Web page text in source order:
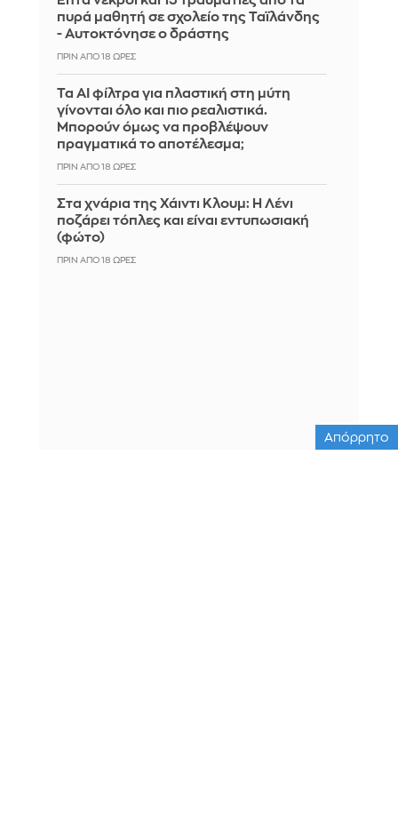
πυρά μαθητή σε σχολείο της Ταϊλάνδης
- Αυτοκτόνησε ο δράστης
ΠΡΙΝ ΑΠΌ 18 ΏΡΕΣ
Τα AI φίλτρα για πλαστική στη μύτη
γίνονται όλο και πιο ρεαλιστικά.
Μπορούν όμως να προβλέψουν
πραγματικά το αποτέλεσμα;
ΠΡΙΝ ΑΠΌ 18 ΏΡΕΣ
Στα χνάρια της Χάιντι Κλουμ: Η Λένι
ποζάρει τόπλες και είναι εντυπωσιακή
(φώτο)
ΠΡΙΝ ΑΠΌ 18 ΏΡΕΣ
Απόρρητο